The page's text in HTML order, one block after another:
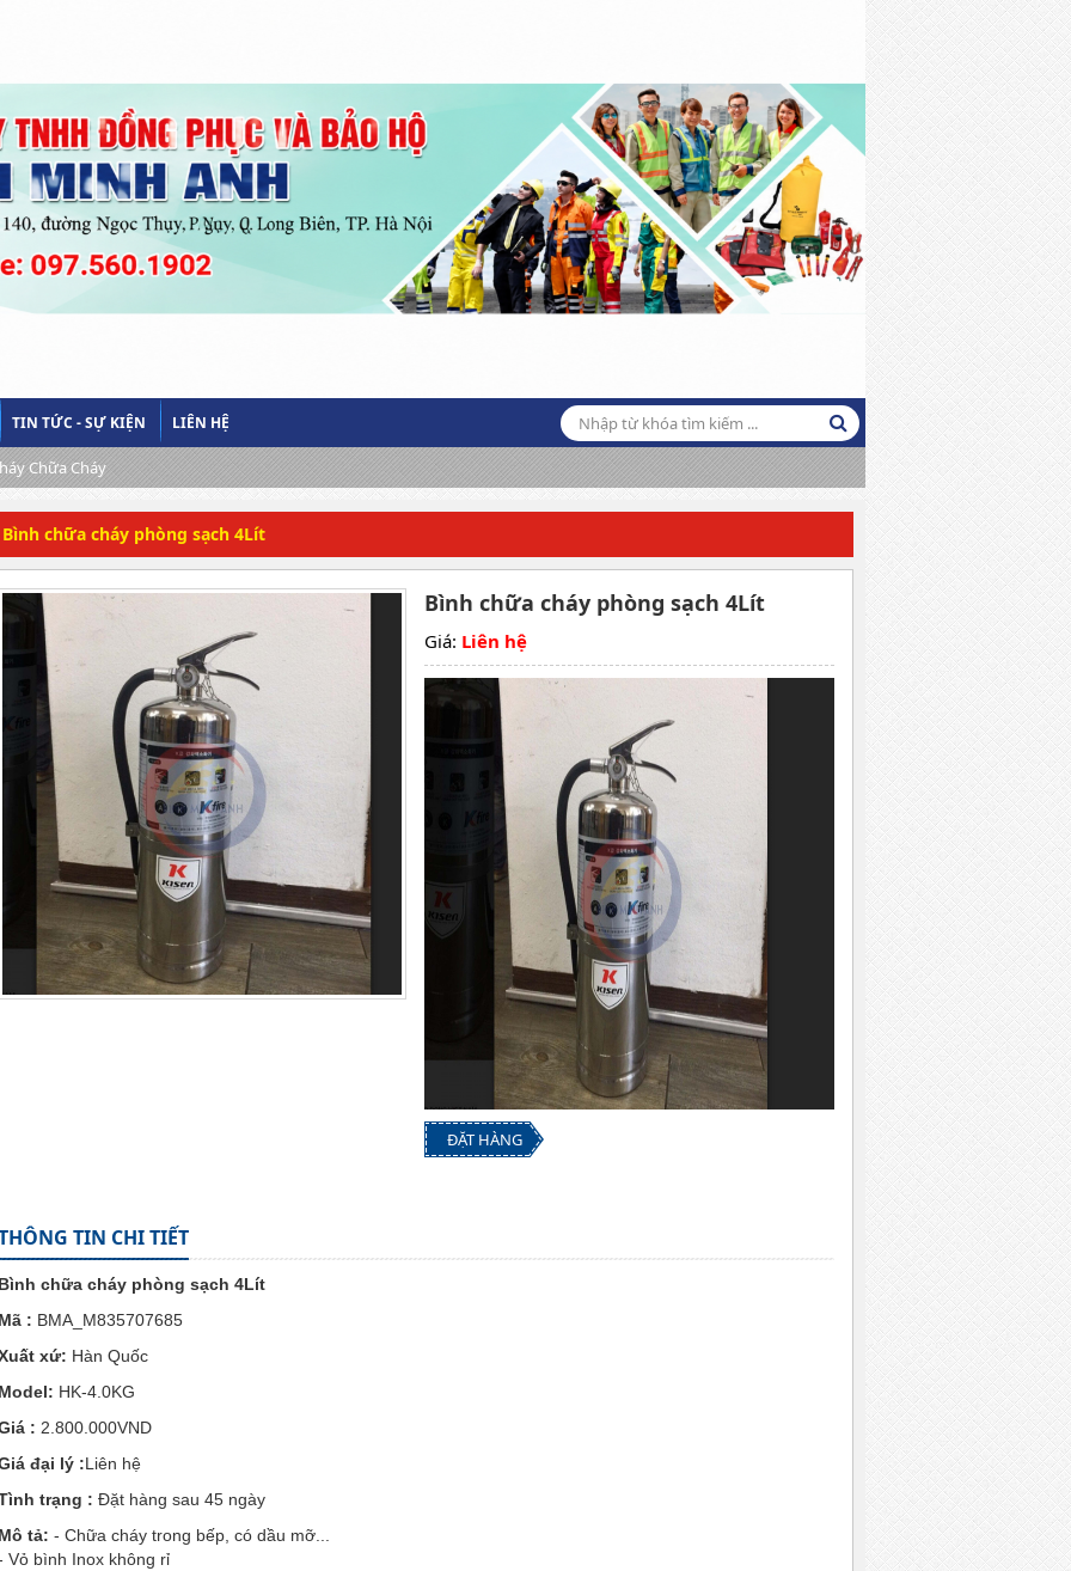
TIN TỨC - SỰ KIỆN LIÊN HỆ
Chữa Cháy
Bình chữa cháy phòng sạch 4Lít
Bình chữa cháy phòng sạch 4Lít
Giá: Liên hệ
ĐẶT HÀNG
TIN CHI TIẾT
Bình chữa cháy phòng sạch 4Lít
Mã : BMA_M835707685
xứ: Hàn Quốc
Model: HK-4.0KG
: 2.800.000VND
đại lý :Liên hệ
trạng : Đặt hàng sau 45 ngày
Mô tả: - Chữa cháy trong bếp, có dầu mỡ...
Vỏ bình Inox không rỉ